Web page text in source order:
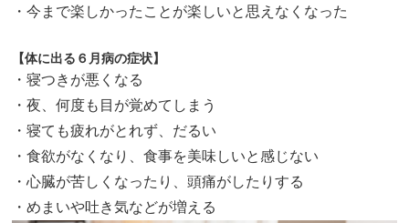
・今まで楽しかったことが楽しいと思えなくなった
【体に出る６月病の症状】
・寝つきが悪くなる
・夜、何度も目が覚めてしまう
・寝ても疲れがとれず、だるい
・食欲がなくなり、食事を美味しいと感じない
・心臓が苦しくなったり、頭痛がしたりする
・めまいや吐き気などが増える